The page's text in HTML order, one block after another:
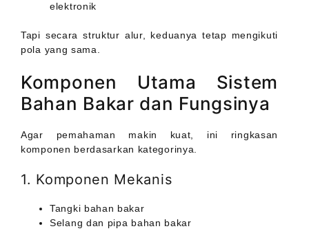
elektronik
Tapi secara struktur alur, keduanya tetap mengikuti
pola yang sama.
Komponen Utama Sistem
Bahan Bakar dan Fungsinya
Agar pemahaman makin kuat, ini ringkasan
komponen berdasarkan kategorinya.
1. Komponen Mekanis
Tangki bahan bakar
Selang dan pipa bahan bakar